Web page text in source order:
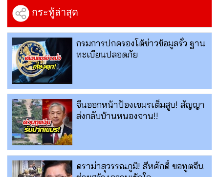
กระทู้ล่าสุด
กรมการปกครองโต้ข่าวข้อมูลรั่ว ฐาน
ทะเบียนปลอดภัย
จีนออกหน้าป้องเขมรเต็มสูบ! สัญญา
ส่งกลับบ้านหนองจาน!!
ดราม่าสุวรรณภูมิ! สีหศักดิ์ ขอทูตจีน